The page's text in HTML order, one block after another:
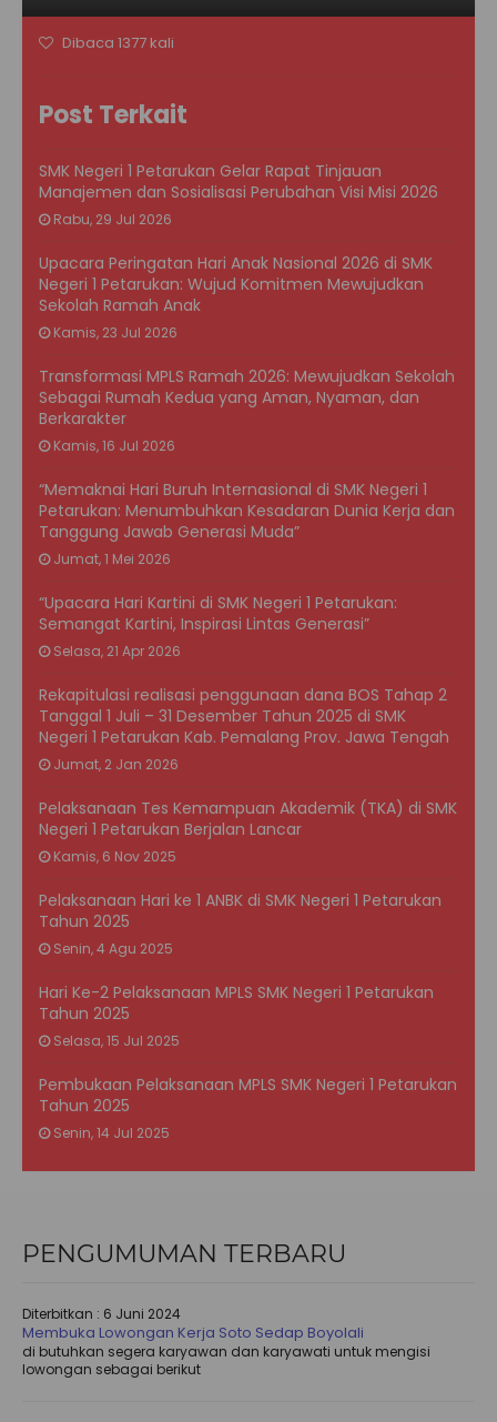
Dibaca 1377 kali
Post Terkait
SMK Negeri 1 Petarukan Gelar Rapat Tinjauan
Manajemen dan Sosialisasi Perubahan Visi Misi 2026
Rabu, 29 Jul 2026
Upacara Peringatan Hari Anak Nasional 2026 di SMK
Negeri 1 Petarukan: Wujud Komitmen Mewujudkan
Sekolah Ramah Anak
Kamis, 23 Jul 2026
Transformasi MPLS Ramah 2026: Mewujudkan Sekolah
Sebagai Rumah Kedua yang Aman, Nyaman, dan
Berkarakter
Kamis, 16 Jul 2026
“Memaknai Hari Buruh Internasional di SMK Negeri 1
Petarukan: Menumbuhkan Kesadaran Dunia Kerja dan
Tanggung Jawab Generasi Muda”
Jumat, 1 Mei 2026
“Upacara Hari Kartini di SMK Negeri 1 Petarukan:
Semangat Kartini, Inspirasi Lintas Generasi”
Selasa, 21 Apr 2026
Rekapitulasi realisasi penggunaan dana BOS Tahap 2
Tanggal 1 Juli – 31 Desember Tahun 2025 di SMK
Negeri 1 Petarukan Kab. Pemalang Prov. Jawa Tengah
Jumat, 2 Jan 2026
Pelaksanaan Tes Kemampuan Akademik (TKA) di SMK
Negeri 1 Petarukan Berjalan Lancar
Kamis, 6 Nov 2025
Pelaksanaan Hari ke 1 ANBK di SMK Negeri 1 Petarukan
Tahun 2025
Senin, 4 Agu 2025
Hari Ke-2 Pelaksanaan MPLS SMK Negeri 1 Petarukan
Tahun 2025
Selasa, 15 Jul 2025
Pembukaan Pelaksanaan MPLS SMK Negeri 1 Petarukan
Tahun 2025
Senin, 14 Jul 2025
PENGUMUMAN TERBARU
Diterbitkan : 6 Juni 2024
Membuka Lowongan Kerja Soto Sedap Boyolali
di butuhkan segera karyawan dan karyawati untuk mengisi
lowongan sebagai berikut